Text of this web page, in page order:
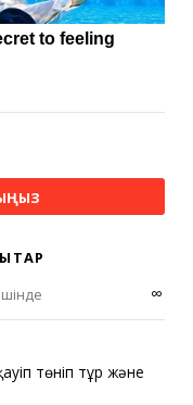
∞
төніп тұр және